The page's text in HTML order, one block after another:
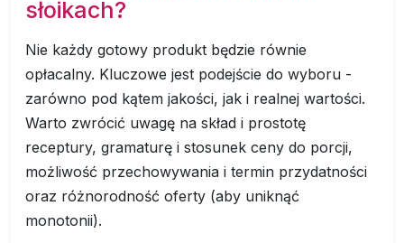
słoikach?
Nie każdy gotowy produkt będzie równie
opłacalny. Kluczowe jest podejście do wyboru -
zarówno pod kątem jakości, jak i realnej wartości.
Warto zwrócić uwagę na skład i prostotę
receptury, gramaturę i stosunek ceny do porcji,
możliwość przechowywania i termin przydatności
oraz różnorodność oferty (aby uniknąć
monotonii).